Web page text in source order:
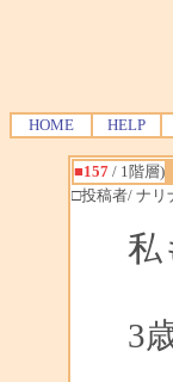
HOME HELP
■157/ 1階層)
□投稿者/ ナリ
私
3